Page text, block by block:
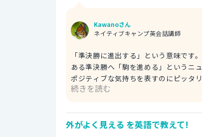
Kawanoさん
ネイティブキャンプ英会話講師
「準決勝に進出する」という意味です。 スポーツやコンテストのトーナメントで、試合に勝って次のステージで
ある準決勝へ「駒を進める」というニ
ポジティブな気持ちを表すのにピッタリな表現です。 Our high school is
の高校が準決勝に進むことになったんだ！ ちなみに、「make it to the semifinals」は「準決勝に進出
を含んだニュアンスがあります。スポ
た場面で使うとしっくりきますよ！ Our high school team made it to the semifinals! うちの高校が準決勝
続きを読む
外がよく見える を英語で教えて!